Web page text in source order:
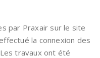
par Praxair sur le site
la connexion des
travaux ont été